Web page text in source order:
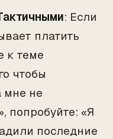
: Если
платить
к теме
чтобы
мне не
попробуйте: «Я
последние